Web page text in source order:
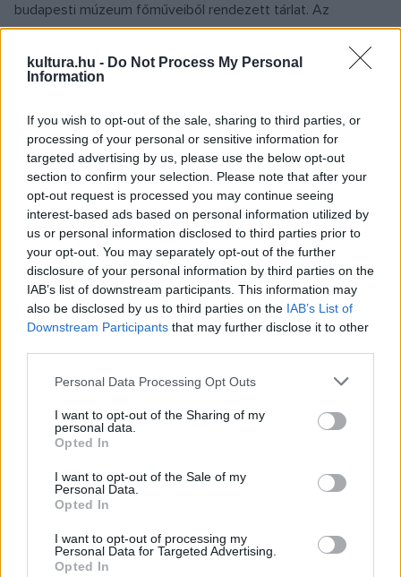
kultura.hu - Do Not Process My Personal
Information
If you wish to opt-out of the sale, sharing to third parties, or
processing of your personal or sensitive information for
targeted advertising by us, please use the below opt-out
section to confirm your selection. Please note that after your
opt-out request is processed you may continue seeing
interest-based ads based on personal information utilized by
us or personal information disclosed to third parties prior to
your opt-out. You may separately opt-out of the further
disclosure of your personal information by third parties on the
IAB’s list of downstream participants. This information may
also be disclosed by us to third parties on the IAB’s List of
Downstream Participants that may further disclose it to other
Please note that this website/app uses one or more Google
not limited to your visit or usage behaviour. You may click to
grant or deny consent to Google and its third-party tags to
use your data for below specified purposes in below Google
consent section.
Personal Data Processing Opt Outs
I want to opt-out of the Sharing of my
personal data.
Opted In
I want to opt-out of the Sale of my
Personal Data.
Opted In
I want to opt-out of processing my
Personal Data for Targeted Advertising.
Opted In
budapesti múzeum főműveiből rendezett tárlat. Az
újraegyesített gyűjtemény tavaly Milánóban mutatkozott be,
2017-ben pedig Madridba megy, a Thyssen-Bornemisza
Múzeumba; Spanyolország egyik legfontosabb múzeuma
árulta el.
Búcsúznak a Vártól?
Mindeközben zajlik a költözés és az új állandó kiállítások
előkészítése ? számolt be a főigazgató, aki szerint a
Nemzeti Galéria 2019?2020-ra hagyhatja el a budai Várat.
Baán László elmondta: tudomása szerint a MNG jelenlegi
palotamúzeumként működik majd, ez azonban több
évtizedes beruházásnak ígérkezik. Amíg a felújítási
munkálatok nem érintik a palota C épületét, érdemes lenne